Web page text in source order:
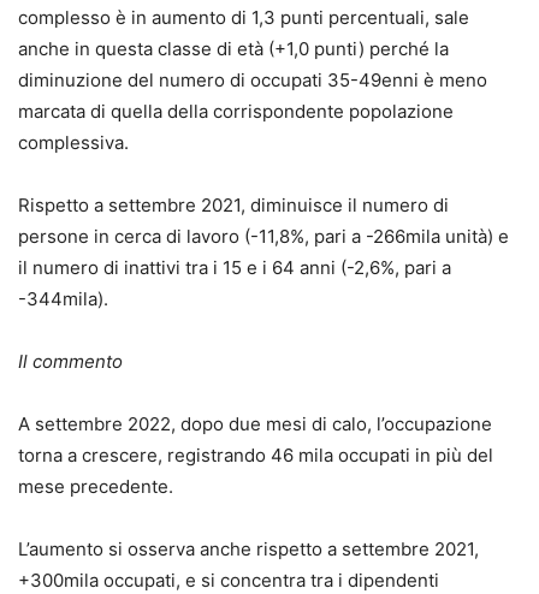
complesso è in aumento di 1,3 punti percentuali, sale
anche in questa classe di età (+1,0 punti) perché la
diminuzione del numero di occupati 35-49enni è meno
marcata di quella della corrispondente popolazione
complessiva.
Rispetto a settembre 2021, diminuisce il numero di
persone in cerca di lavoro (-11,8%, pari a -266mila unità) e
il numero di inattivi tra i 15 e i 64 anni (-2,6%, pari a
-344mila).
Il commento
A settembre 2022, dopo due mesi di calo, l’occupazione
torna a crescere, registrando 46 mila occupati in più del
mese precedente.
L’aumento si osserva anche rispetto a settembre 2021,
+300mila occupati, e si concentra tra i dipendenti